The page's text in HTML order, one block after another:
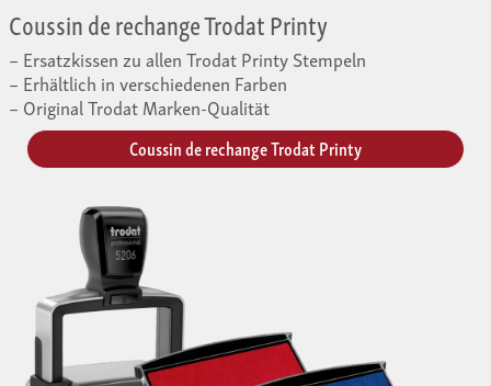
Coussin de rechange Trodat Printy
Ersatzkissen zu allen Trodat Printy Stempeln
Erhältlich in verschiedenen Farben
Original Trodat Marken-Qualität
Coussin de rechange Trodat Printy